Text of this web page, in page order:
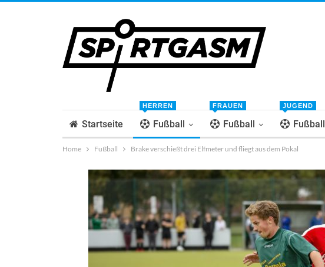
Startseite Fußball
HERREN
Fußball
FRAUEN
Fußball
JUGEND
Home Fußball Brake verschießt drei Elfmeter und fliegt aus dem Pokal